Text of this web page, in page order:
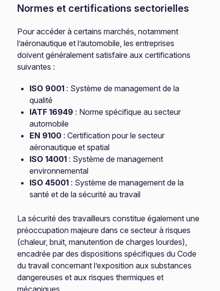
Normes et certifications sectorielles
Pour accéder à certains marchés, notamment
l’aéronautique et l’automobile, les entreprises
doivent généralement satisfaire aux certifications
suivantes :
ISO 9001 : Système de management de la
qualité
IATF 16949 : Norme spécifique au secteur
automobile
EN 9100 : Certification pour le secteur
aéronautique et spatial
ISO 14001 : Système de management
environnemental
ISO 45001 : Système de management de la
santé et de la sécurité au travail
La sécurité des travailleurs constitue également une
préoccupation majeure dans ce secteur à risques
(chaleur, bruit, manutention de charges lourdes),
encadrée par des dispositions spécifiques du Code
du travail concernant l’exposition aux substances
dangereuses et aux risques thermiques et
mécaniques.